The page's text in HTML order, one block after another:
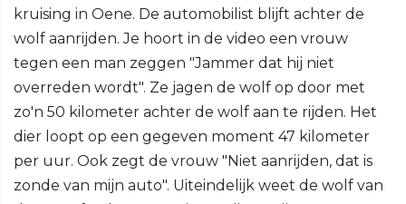
kruising in Oene. De automobilist blijft achter de
wolf aanrijden. Je hoort in de video een vrouw
tegen een man zeggen "Jammer dat hij niet
overreden wordt". Ze jagen de wolf op door met
zo'n 50 kilometer achter de wolf aan te rijden. Het
dier loopt op een gegeven moment 47 kilometer
per uur. Ook zegt de vrouw "Niet aanrijden, dat is
zonde van mijn auto". Uiteindelijk weet de wolf van